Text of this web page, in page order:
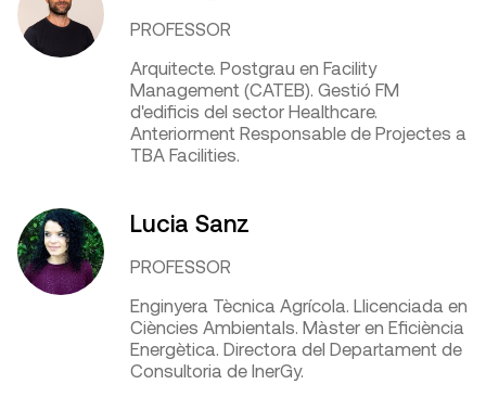
PROFESSOR
Arquitecte. Postgrau en Facility
Management (CATEB). Gestió FM
d'edificis del sector Healthcare.
Anteriorment Responsable de Projectes a
TBA Facilities.
Lucia Sanz
PROFESSOR
Enginyera Tècnica Agrícola. Llicenciada en
Ciències Ambientals. Màster en Eficiència
Energètica. Directora del Departament de
Consultoria de InerGy.